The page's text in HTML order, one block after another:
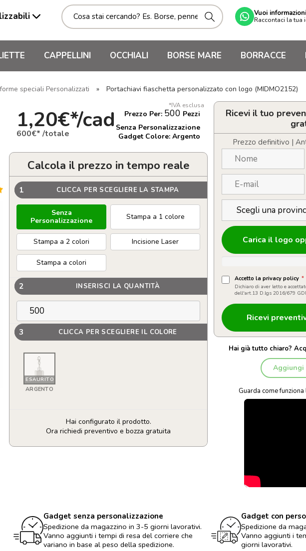
Vuoi
Raccontaci la tua
CAPPELLINI OCCHIALI BORSE MARE BORRACCE
speciali Personalizzati » Portachiavi fiaschetta personalizzato con logo (MIDMO2152)
*IVA esclusa
1,20€*/cad
600€* /totale
Prezzo Per: 500 Pezzi
Senza Personalizzazione
Gadget Colore: Argento
Calcola il prezzo in tempo reale
1 CLICCA PER SCEGLIERE LA STAMPA
Senza
Personalizzazione
Stampa a 1 colore
Stampa a 2 colori Incisione Laser
Stampa a colori
2 INSERISCI LA QUANTITÀ
3 CLICCA PER SCEGLIERE IL COLORE
ESAURITO
ARGENTO
Hai configurato il prodotto.
Ora richiedi preventivo e bozza gratuita
Portachiavi
Ricevi il tuo
Prezzo definitivo |
Carica il logo
Accetto la privacy policy *
Dichiaro di aver letto e
dell'art.13 D.lgs 2016/679
Hai già tutto chiaro?
Guarda come
Gadget senza personalizzazione
Spedizione da magazzino in 3-5 giorni lavorativi.
Vanno aggiunti i tempi di resa del corriere che
variano in base al peso della spedizione.
Gadget con
Spedizione da
Vanno aggiunti i
giorni lavorativi.